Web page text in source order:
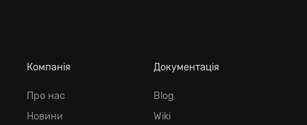
Компанія
Про нас
Новини
Документація
Blog
Wiki